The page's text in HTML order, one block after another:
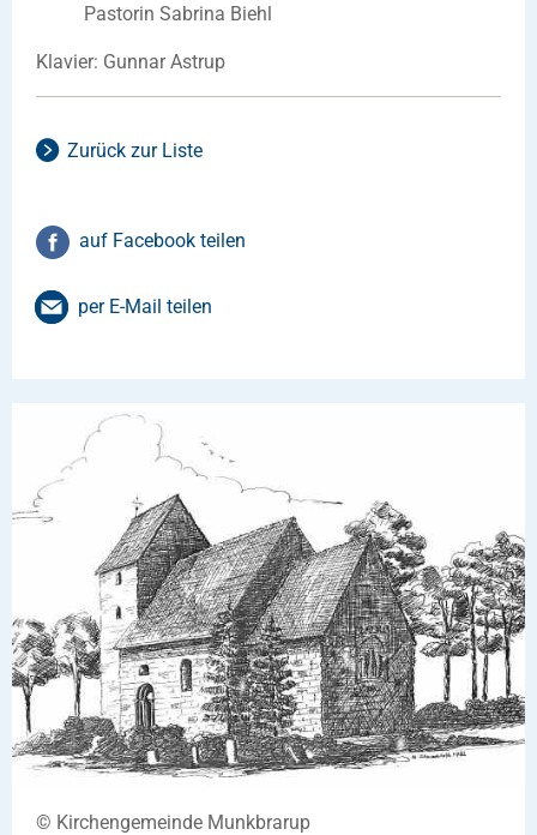
Pastorin Sabrina Biehl
Klavier: Gunnar Astrup
Zurück zur Liste
auf Facebook teilen
per E-Mail teilen
© Kirchengemeinde Munkbrarup